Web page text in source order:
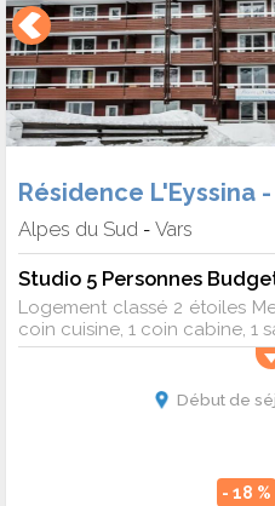
Résidence L'Eyssina
Alpes du Sud - Vars
Studio 5 Personnes
Logement classé 2 étoiles
coin cuisine, 1 coin cabine, 1
Début de
- 18 %